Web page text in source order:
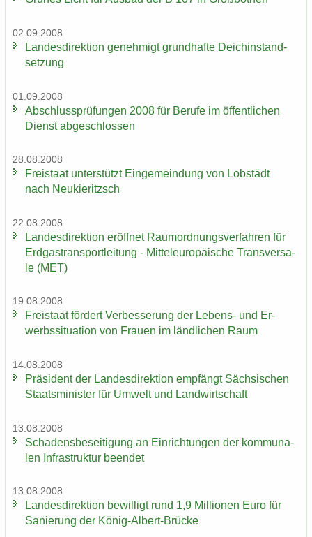
02.09.2008
Lan­des­di­rek­ti­on ge­neh­migt grund­haf­te Deich­in­stand­
set­zung
01.09.2008
Ab­schluss­prü­fun­gen 2008 für Be­ru­fe im öf­fent­li­chen
Dienst ab­ge­schlos­sen
28.08.2008
Frei­staat un­ter­stützt Ein­ge­mein­dung von Lob­städt
nach Neu­kie­ritzsch
22.08.2008
Lan­des­di­rek­ti­on er­öff­net Raum­ord­nungs­ver­fah­ren für
Erd­gas­trans­port­lei­tung - Mit­tel­eu­ro­päi­sche Trans­ver­sa­
le (MET)
19.08.2008
Frei­staat för­dert Ver­bes­se­rung der Lebens-​ und Er­
werbs­si­tua­ti­on von Frau­en im länd­li­chen Raum
14.08.2008
Prä­si­dent der Lan­des­di­rek­ti­on emp­fängt Säch­si­schen
Staats­mi­nis­ter für Um­welt und Land­wirt­schaft
13.08.2008
Scha­dens­be­sei­ti­gung an Ein­rich­tun­gen der kom­mu­na­
len In­fra­struk­tur be­en­det
13.08.2008
Lan­des­di­rek­ti­on be­wil­ligt rund 1,9 Mil­lio­nen Euro für
Sa­nie­rung der König-​Albert-Brücke